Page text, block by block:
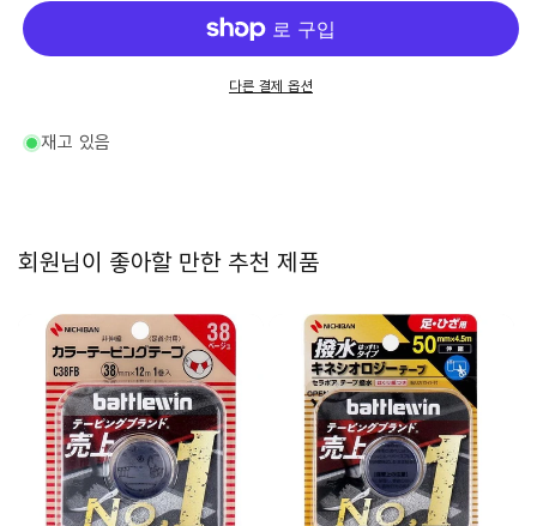
더
이
권
1
권
입
×12
세
트
(직
송
품)
더
권
1
권
입
×12
세
트
(직
송
품)
다른 결제 옵션
재고 있음
회원님이 좋아할 만한 추천 제품